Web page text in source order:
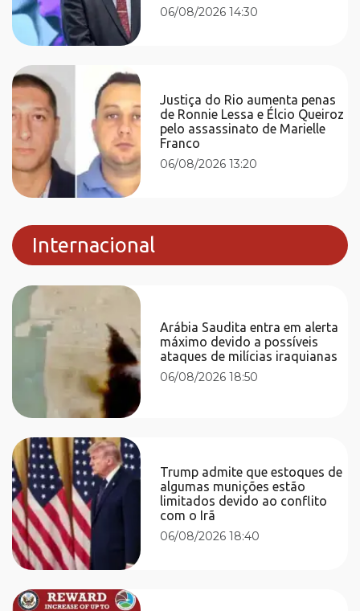
06/08/2026 14:30
Justiça do Rio aumenta penas
de Ronnie Lessa e Élcio Queiroz
pelo assassinato de Marielle
Franco
06/08/2026 13:20
Internacional
Arábia Saudita entra em alerta
máximo devido a possíveis
ataques de milícias iraquianas
06/08/2026 18:50
Trump admite que estoques de
algumas munições estão
limitados devido ao conflito
com o Irã
06/08/2026 18:40